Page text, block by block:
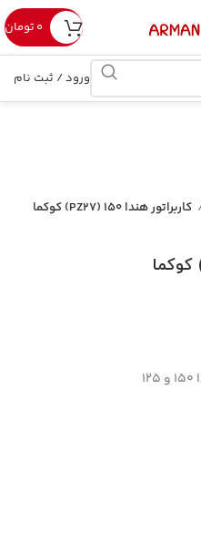
۰ تومان
ورود / ثبت نام
کاربراتور هندا 150 (PZ27) کوکما